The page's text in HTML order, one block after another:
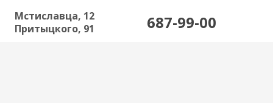
Мстиславца, 12
Притыцкого, 91
687-99-00